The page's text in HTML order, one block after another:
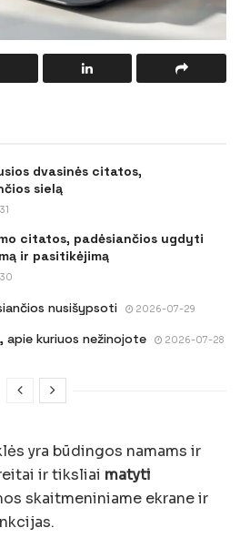
dvasinės citatos,
sielą
citatos, padėsiančios ugdyti
ir pasitikėjimą
nusišypsoti 2026-07-29
apie kuriuos nežinojote 2026-07-28
yra būdingos namams ir
ir tiksliai matyti
skaitmeniniame ekrane ir